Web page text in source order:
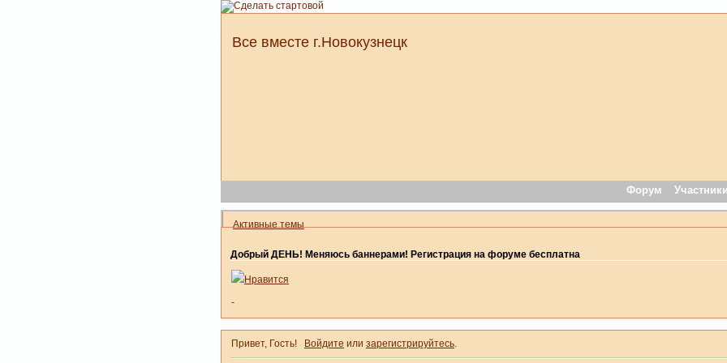
Все вместе г.Новокузнецк
Форум Участники
Активные темы
Добрый ДЕНЬ! Меняюсь баннерами! Регистрация на форуме бесплатна
Нравится
-
Привет, Гость! Войдите или зарегистрируйтесь.